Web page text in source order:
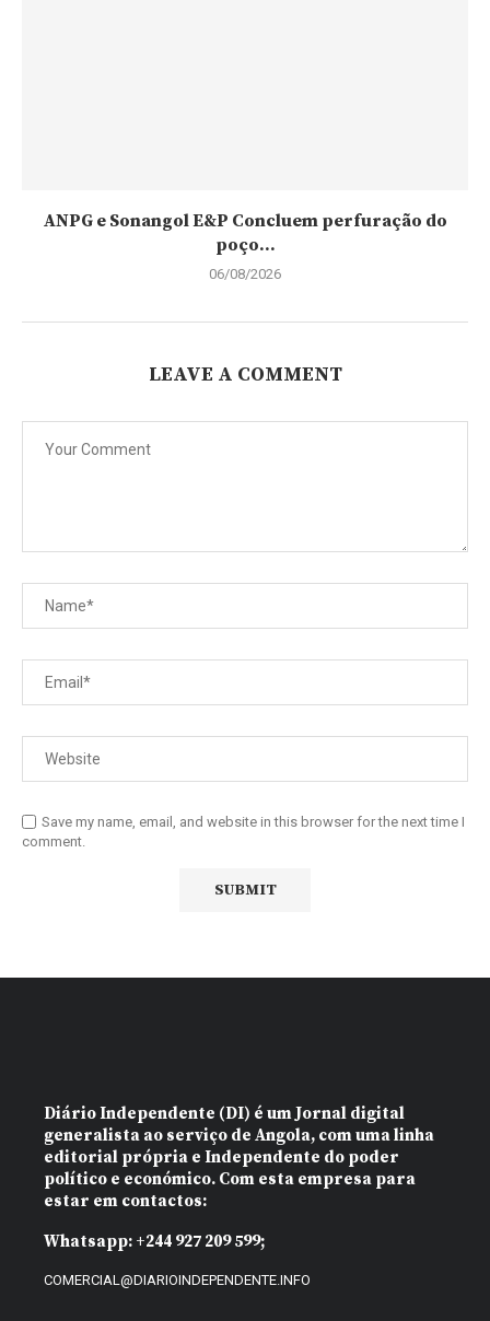
ANPG e Sonangol E&P Concluem perfuração do
poço...
06/08/2026
LEAVE A COMMENT
Save my name, email, and website in this browser for the next time I
comment.
Diário Independente (DI) é um Jornal digital
generalista ao serviço de Angola, com uma linha
editorial própria e Independente do poder
político e económico. Com esta empresa para
estar em contactos:
Whatsapp: +244 927 209 599;
COMERCIAL@DIARIOINDEPENDENTE.INFO